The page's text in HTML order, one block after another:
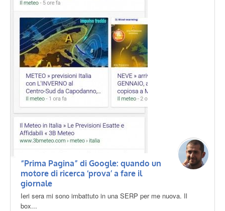
“Prima Pagina” di Google: quando un
motore di ricerca ‘prova’ a fare il
giornale
Ieri sera mi sono imbattuto in una SERP per me nuova. Il
box...